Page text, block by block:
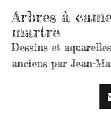
Arbres à
martre
Dessins et
anciens par Jean-